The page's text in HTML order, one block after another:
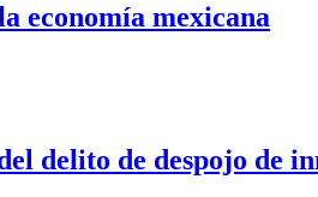
economía mexicana
delito de despojo de